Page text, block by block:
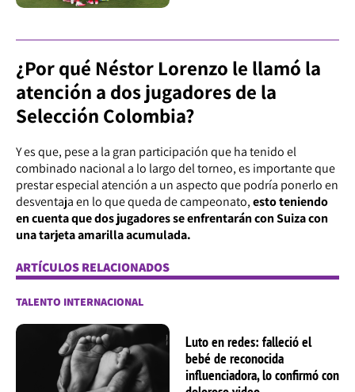
¿Por qué Néstor Lorenzo le llamó la
atención a dos jugadores de la
Selección Colombia?
Y es que, pese a la gran participación que ha tenido el
combinado nacional a lo largo del torneo, es importante que
prestar especial atención a un aspecto que podría ponerlo en
desventaja en lo que queda de campeonato,esto teniendo
en cuenta que dos jugadores se enfrentarán con Suiza con
una tarjeta amarilla acumulada.
ARTÍCULOS RELACIONADOS
TALENTO INTERNACIONAL
Luto en redes: falleció el
bebé de reconocida
influenciadora, lo confirmó con